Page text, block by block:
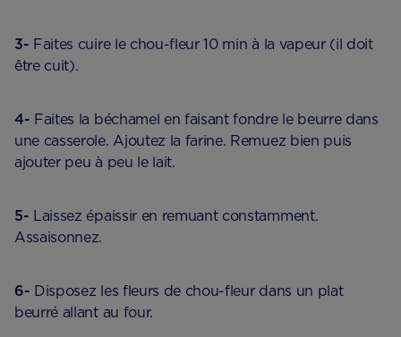
3- Faites cuire le chou-fleur 10 min à la vapeur (il doit
être cuit).
4- Faites la béchamel en faisant fondre le beurre dans
une casserole. Ajoutez la farine. Remuez bien puis
ajouter peu à peu le lait.
5- Laissez épaissir en remuant constamment.
Assaisonnez.
6- Disposez les fleurs de chou-fleur dans un plat
beurré allant au four.